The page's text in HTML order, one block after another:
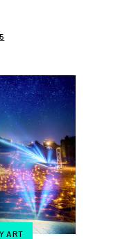
ART